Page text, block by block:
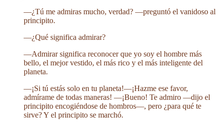
—¿Tú me admiras mucho, verdad? —preguntó el vanidoso al
principito.
—¿Qué significa admirar?
—Admirar significa reconocer que yo soy el hombre más
bello, el mejor vestido, el más rico y el más inteligente del
planeta.
—¡Si tú estás solo en tu planeta!—¡Hazme ese favor,
admírame de todas maneras! —¡Bueno! Te admiro —dijo el
principito encogiéndose de hombros—, pero ¿para qué te
sirve? Y el principito se marchó.